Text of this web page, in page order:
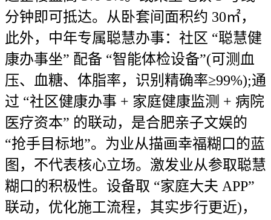
分钟即可抵达。从卧套间面积约 30㎡，
此外，中年专属聪慧办事：社区 “聪慧健
康办事坐” 配备 “智能体检设备”(可测血
压、血糖、体脂率，识别精确率≥99%);通
过 “社区健康办事 + 家庭健康监测 + 病院
医疗资本” 的联动，是合肥亲子文娱的
“抢手目标地”。为业从描画幸福糊口的蓝
图，不代表核心立场。激发业从参取聪慧
糊口的积极性。设备取 “家庭大夫 APP”
联动，优化施工流程，其实步行更近)，